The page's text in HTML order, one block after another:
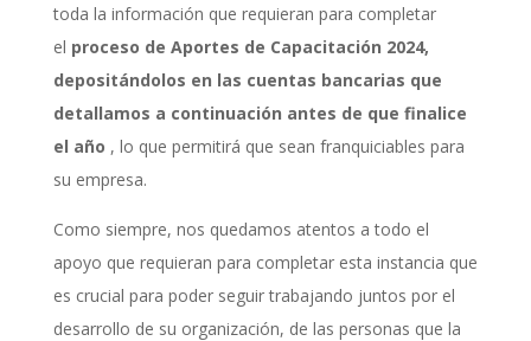
toda la información que requieran para completar
el proceso de Aportes de Capacitación 2024,
depositándolos en las cuentas bancarias que
detallamos a continuación antes de que finalice
el año , lo que permitirá que sean franquiciables para
su empresa.
Como siempre, nos quedamos atentos a todo el
apoyo que requieran para completar esta instancia que
es crucial para poder seguir trabajando juntos por el
desarrollo de su organización, de las personas que la